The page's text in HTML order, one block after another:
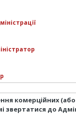
комерційних (або
звертатися до